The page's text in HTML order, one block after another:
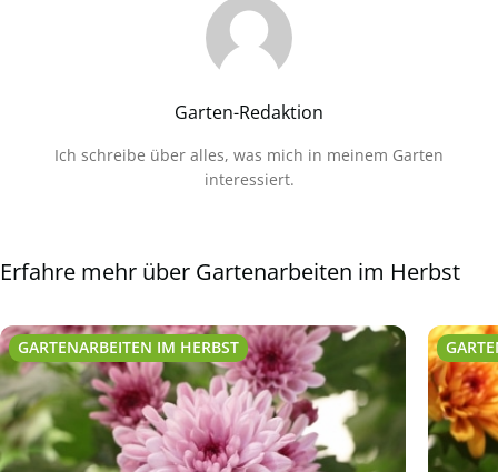
Garten-Redaktion
Ich schreibe über alles, was mich in meinem Garten
interessiert.
Erfahre mehr über Gartenarbeiten im Herbst
GARTENARBEITEN IM HERBST